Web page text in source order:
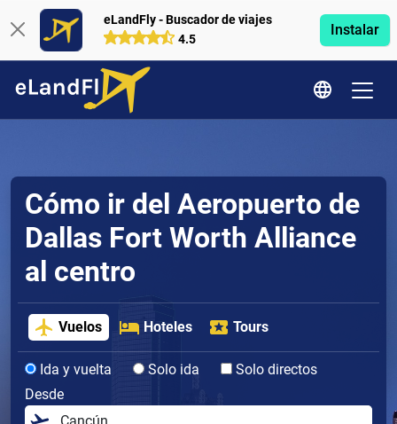
eLandFly - Buscador de viajes
4.5
Instalar
Cómo ir del Aeropuerto de
Dallas Fort Worth Alliance
al centro
Vuelos Hoteles Tours
Ida y vuelta Solo ida
Solo directos
Desde